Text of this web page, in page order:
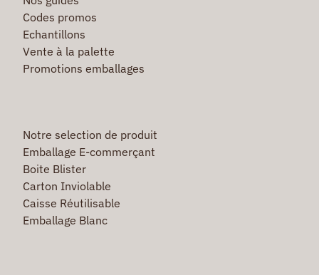
Codes promos
Echantillons
Vente à la palette
Promotions emballages
Notre selection de produit
Emballage E-commerçant
Boite Blister
Carton Inviolable
Caisse Réutilisable
Emballage Blanc